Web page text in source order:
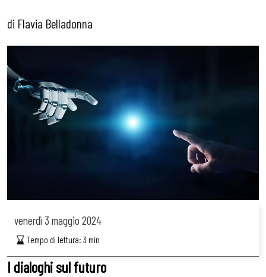
di Flavia Belladonna
venerdì 3 maggio 2024
Tempo di lettura:3 min
I dialoghi sul futuro